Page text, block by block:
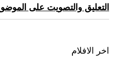
التعليق والتصويت على
اخر الافلام